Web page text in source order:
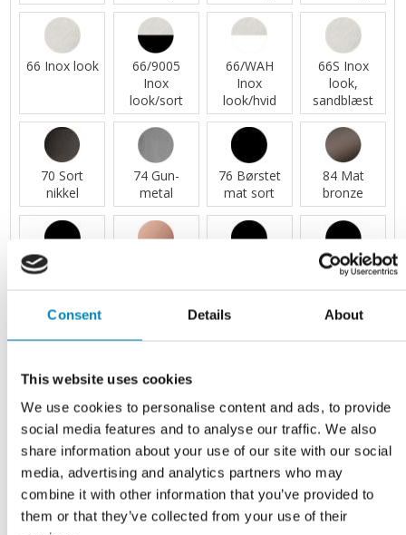
Consent Details About
This website uses cookies
We use cookies to personalise content and ads, to provide
social media features and to analyse our traffic. We also
share information about your use of our site with our social
media, advertising and analytics partners who may
combine it with other information that you’ve provided to
them or that they’ve collected from your use of their
66 Inox look
66/9005
Inox
look/sort
66/WAH
Inox
look/hvid
66S Inox
look,
sandblæst
70 Sort
nikkel
74 Gun-
metal
76 Børstet
mat sort
84 Mat
bronze
86 Indfarvet
9005 Mat
sort
91T Antik
guld
93 Antik sort
messing
94 Antik
bronze
95 Sortbrun